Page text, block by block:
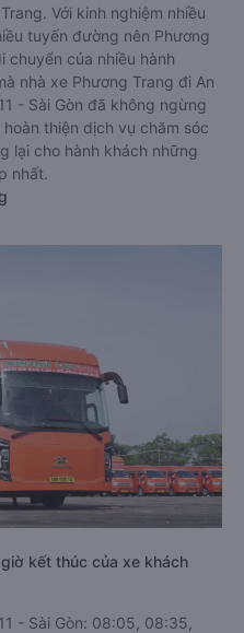
Với kinh nghiệm nhiều
tuyến đường nên Phương
chuyển của nhiều hành
nhà xe Phương Trang đi An
- Sài Gòn đã không ngừng
thiện dịch vụ chăm sóc
lại cho hành khách những
nhất.
kết thúc của xe khách
- Sài Gòn: 08:05, 08:35,